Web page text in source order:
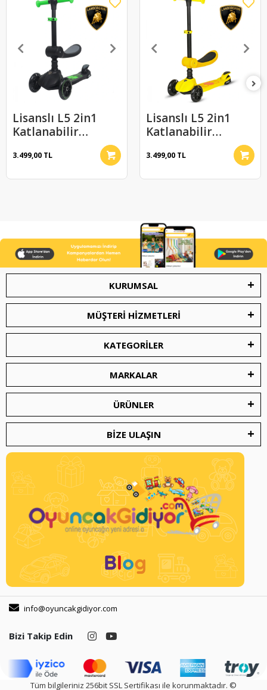
Lisanslı L5 2in1
Katlanabilir
Tekerlekli Çocuk
3.499,00 TL
Lisanslı L5 2in1
Katlanabilir
Tekerlekli Çocuk
3.499,00 TL
KURUMSAL
MÜŞTERİ HİZMETLERİ
KATEGORİLER
MARKALAR
ÜRÜNLER
BİZE ULAŞIN
info@oyuncakgidiyor.com
Bizi Takip Edin
Tüm bilgileriniz 256bit SSL Sertifikası ile korunmaktadır. ©